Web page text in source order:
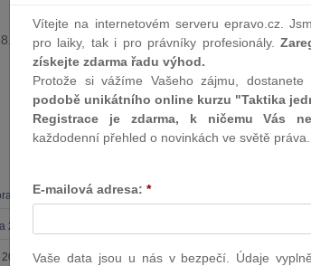
února 2011 — Mariën v. EEAS
2013 — ZZ v. Komise
2013 — CK v. Komise
— ZZ v. Komise
Vítejte na internetovém serveru epravo.cz.
pro laiky, tak i pro právníky profesionály.
získejte zdarma řadu výhod.
Protože si vážíme Vašeho zájmu,
podobě unikátního online kurzu "Taktika
Registrace je zdarma, k ničemu Vás
každodenní přehled o novinkách ve světě práva.
E-mailová adresa: *
Vaše data jsou u nás v bezpečí. Údaje